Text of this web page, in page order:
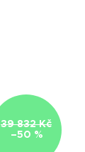
39 832 Kč
–50 %